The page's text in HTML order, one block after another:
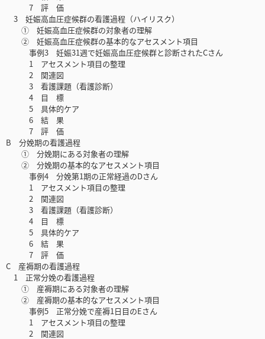
7 評 価
3 妊娠高血圧症候群の看護過程（ハイリスク）
① 妊娠高血圧症候群の対象者の理解
② 妊娠高血圧症候群の基本的なアセスメント項目
事例3 妊娠31週で妊娠高血圧症候群と診断されたCさん
1 アセスメント項目の整理
2 関連図
3 看護課題（看護診断）
4 目 標
5 具体的ケア
6 結 果
7 評 価
B 分娩期の看護過程
① 分娩期にある対象者の理解
② 分娩期の基本的なアセスメント項目
事例4 分娩第1期の正常経過のDさん
1 アセスメント項目の整理
2 関連図
3 看護課題（看護診断）
4 目 標
5 具体的ケア
6 結 果
7 評 価
C 産褥期の看護過程
1 正常分娩の看護過程
① 産褥期にある対象者の理解
② 産褥期の基本的なアセスメント項目
事例5 正常分娩で産褥1日目のEさん
1 アセスメント項目の整理
2 関連図